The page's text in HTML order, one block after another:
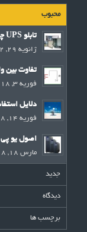
محبوب
تابلو UPS چیست؟
ژانویه 29, 2022 - 5:39 ب.ظ
تفاوت بین
فوریه 3, 2018 - 6:14 ب.ظ
دلایل
فوریه 14, 2018 - 7:15 ب.ظ
اصول یو
مارس 18, 2018 - 6:36 ب.ظ
جدید
دیدگاه
برچسب ها